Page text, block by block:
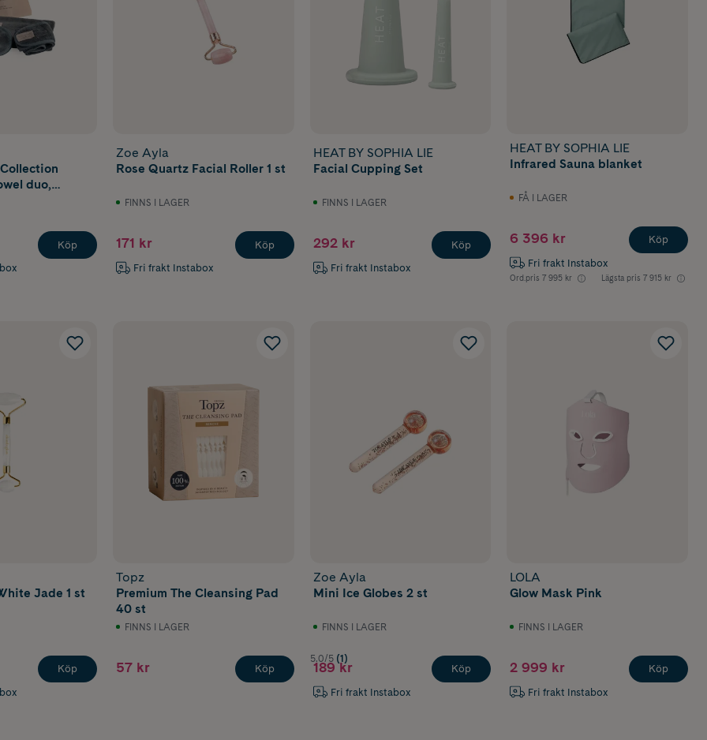
duo,
Köp
Zoe Ayla
Rose Quartz Facial Roller 1 st
FINNS I LAGER
171 kr
Fri frakt Instabox
Köp
HEAT BY SOPHIA LIE
Facial Cupping Set
FINNS I LAGER
292 kr
Fri frakt Instabox
Köp
HEAT BY SOPHIA LIE
Infrared Sauna blanket
FÅ I LAGER
6 396 kr
Fri frakt Instabox
Ord.pris 7 995 kr Lägsta pris 7 915 kr
Köp
Jade 1 st
Köp
Topz
Premium The Cleansing Pad
40 st
FINNS I LAGER
57 kr Köp
Zoe Ayla
Mini Ice Globes 2 st
FINNS I LAGER
5.0/5 (1)
189 kr
Fri frakt Instabox
Köp
LOLA
Glow Mask Pink
FINNS I LAGER
2 999 kr
Fri frakt Instabox
Köp